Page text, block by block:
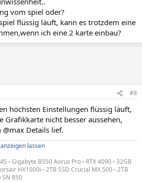
vom spiel oder?
flüssig läuft, kann es trotzdem eine
ich eine 2 karte einbau?
#8
höchsten Einstellungen flüssig läuft,
Grafikkarte nicht besser aussehen,
Details lief.
lassen
-Gigabyte B550 Aorus Pro- RTX 4090-32GB
HX1000i -2TB SSD Crucial MX 500-2TB
SN 850